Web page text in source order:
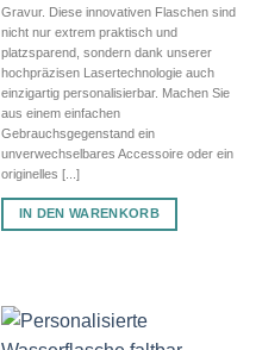
Gravur. Diese innovativen Flaschen sind
nicht nur extrem praktisch und
platzsparend, sondern dank unserer
hochpräzisen Lasertechnologie auch
einzigartig personalisierbar. Machen Sie
aus einem einfachen
Gebrauchsgegenstand ein
unverwechselbares Accessoire oder ein
originelles [...]
IN DEN WARENKORB